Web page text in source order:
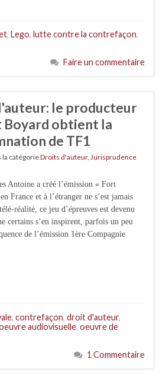
, Lego, lutte contre la contrefaçon,
Faire un commentaire
le producteur
Boyard obtient la
de TF1
la catégorieDroits d'auteur, Jurisprudence
Antoine a créé l’émission « Fort
France et à l’étranger ne s’est jamais
réalité, ce jeu d’épreuves est devenu
certains s’en inspirent, parfois un peu
de l’émission 1ère Compagnie
, contrefaçon, droit d'auteur,
audiovisuelle, oeuvre de
1 Commentaire